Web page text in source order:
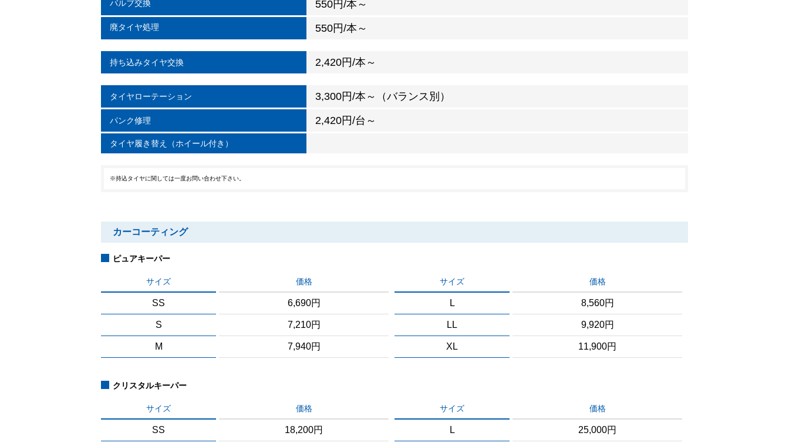
バルブ交換 550円/本～
廃タイヤ処理 550円/本～
持ち込みタイヤ交換 2,420円/本～
タイヤローテーション 3,300円/本～（バランス別）
パンク修理 2,420円/台～
タイヤ履き替え（ホイール付き）
※持込タイヤに関しては一度お問い合わせ下さい。
カーコーティング
ピュアキーパー
サイズ 価格
SS 6,690円
S 7,210円
M 7,940円
サイズ 価格
L 8,560円
LL 9,920円
XL 11,900円
クリスタルキーパー
サイズ 価格
SS 18,200円
サイズ 価格
L 25,000円